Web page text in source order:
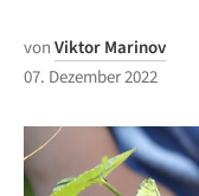
vonViktor Marinov
07. Dezember 2022